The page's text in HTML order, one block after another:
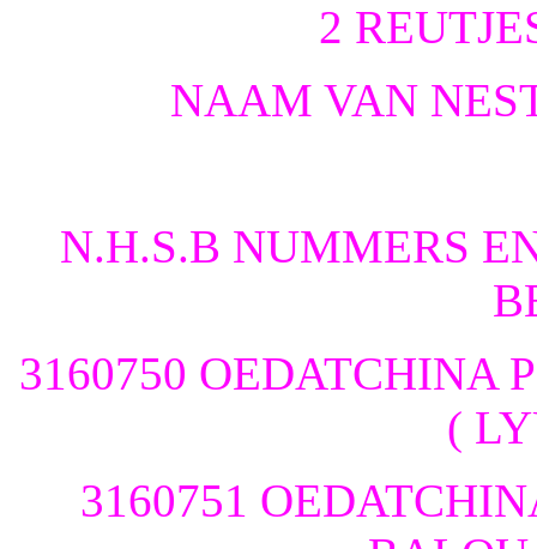
2
NAAM VAN
N.H.S.B NUMMERS
3160750 OEDATCHINA
(
3160751